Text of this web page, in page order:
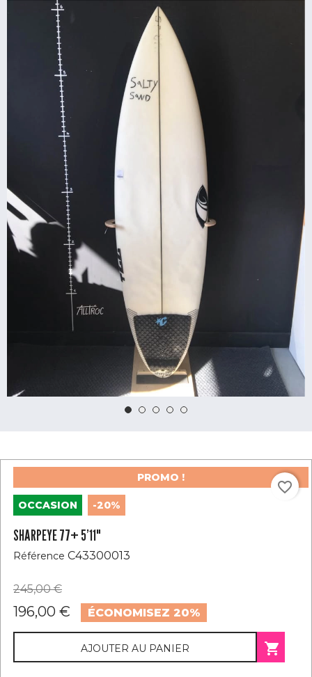
OCCASION
PROMO !
-20%
SHARPEYE 77+ 5’11"
Référence C43300013
245,00 €
196,00 € ÉCONOMISEZ 20%
AJOUTER AU PANIER 
favorite_border